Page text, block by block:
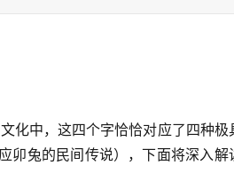
化中，这四个字恰恰对应了四种极
卯兔的民间传说），下面将深入解